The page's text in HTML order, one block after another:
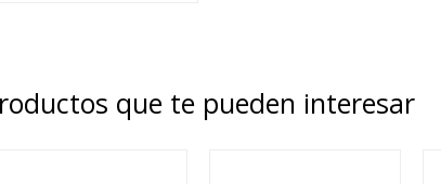
que te pueden interesar